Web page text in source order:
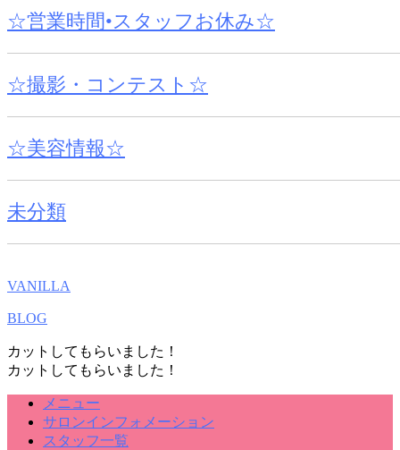
☆営業時間•スタッフお休み☆
☆撮影・コンテスト☆
☆美容情報☆
未分類
VANILLA
BLOG
カットしてもらいました！
カットしてもらいました！
メニュー
サロンインフォメーション
スタッフ一覧